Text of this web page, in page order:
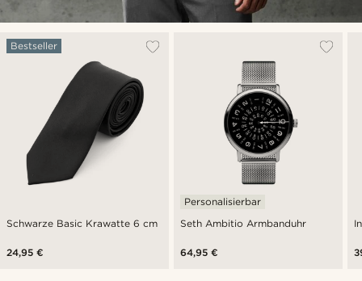
Schwarze Basic Krawatte 6 cm
Bestseller
24,95 €
Seth Ambitio Armbanduhr
Personalisierbar
64,95 €